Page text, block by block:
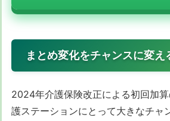
まとめ変化をチャンスに変え
2024年介護保険改正による初回加
護ステーションにとって大きなチャ